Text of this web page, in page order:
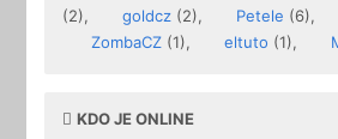
(2),
goldcz (2), Petele (6),
ZombaCZ (1), eltuto (1),
KDO JE ONLINE